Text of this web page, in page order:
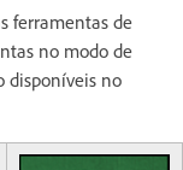
ferramentas de
no modo de
disponíveis no